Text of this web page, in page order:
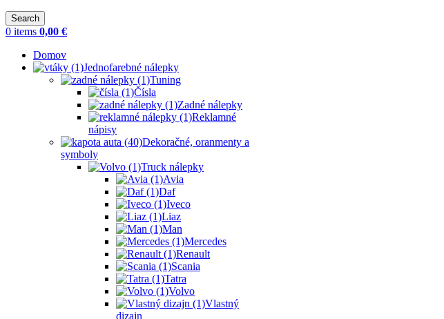
Search
0 items 0,00 €
Domov
Jednofarebné nálepky
Tuning
Čísla
Zadné nálepky
Reklamné
nápisy
Dekoračné, oranmenty a
symboly
Truck nálepky
Avia
Daf
Iveco
Liaz
Man
Mercedes
Renault
Scania
Tatra
Volvo
Vlastný
dizajn